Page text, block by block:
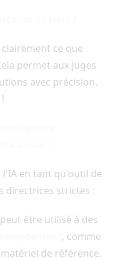
ce que
permet aux juges
avec précision.
en tant qu'outil de
directrices strictes :
être utilisé à des
, comme
de référence.